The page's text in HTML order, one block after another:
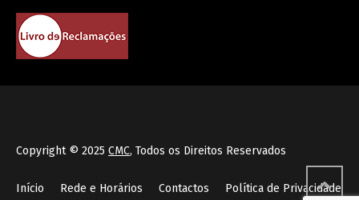
Copyright © 2025 CMC, Todos os Direitos Reservados
Início Rede e Horários Contactos Política de Privacidade